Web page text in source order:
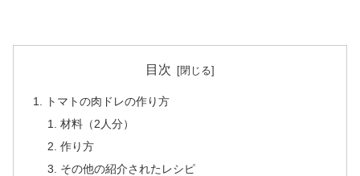
目次
トマトの肉ドレの作り方
材料（2人分）
作り方
その他の紹介されたレシピ